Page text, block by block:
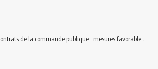
de la commande publique : mesures favorables aux entreprises.